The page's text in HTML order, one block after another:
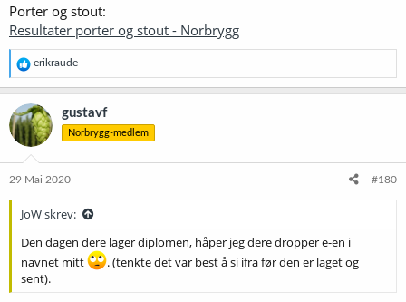
:
Porter og stout:
Resultater porter og stout - Norbrygg
R
e
a
k
s
j
o
e
erikraude
gustavf
Norbrygg-medlem
29 Mai 2020 #180
JoW skrev:
Den dagen dere lager diplomen, håper jeg dere dropper e-en i
navnet mitt
. (tenkte det var best å si ifra før den er laget og
sent).